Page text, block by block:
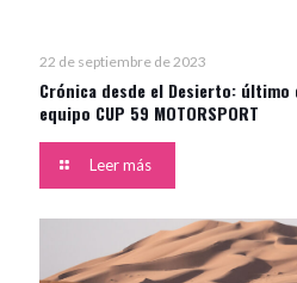
22 de septiembre de 2023
Crónica desde el Desierto:
equipo CUP 59 MOTORSPORT
Leer más